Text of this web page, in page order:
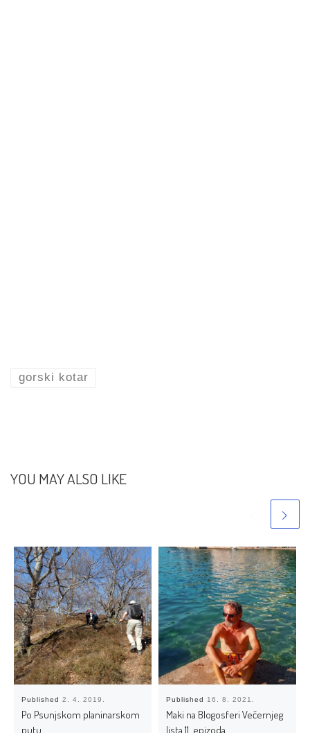
Published2. 4. 2019.
Po Psunjskom planinarskom
putu
Published16. 8. 2021.
Maki na Blogosferi Večernjeg
lista 11. epizoda
Previous post